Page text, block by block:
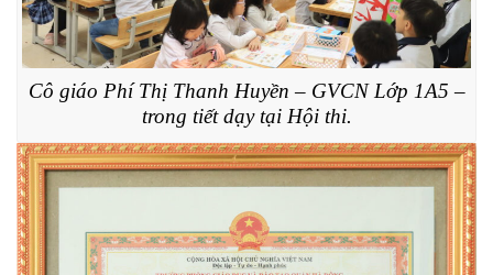
Cô giáo Phí Thị Thanh Huyền – GVCN Lớp 1A5 –
trong tiết dạy tại Hội thi.